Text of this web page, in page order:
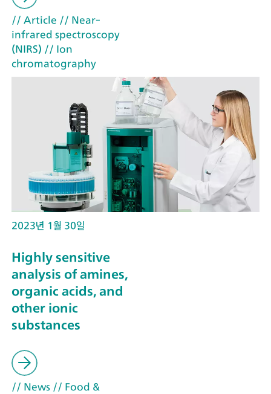
// Article // Near-
infrared spectroscopy
(NIRS) // Ion
chromatography
2023년 1월 30일
Highly sensitive
analysis of amines,
organic acids, and
other ionic
substances
// News // Food &